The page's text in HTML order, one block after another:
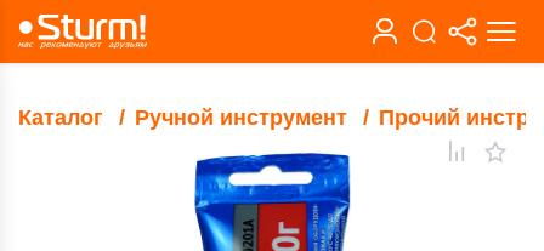
Каталог Ручной инструмент Прочий